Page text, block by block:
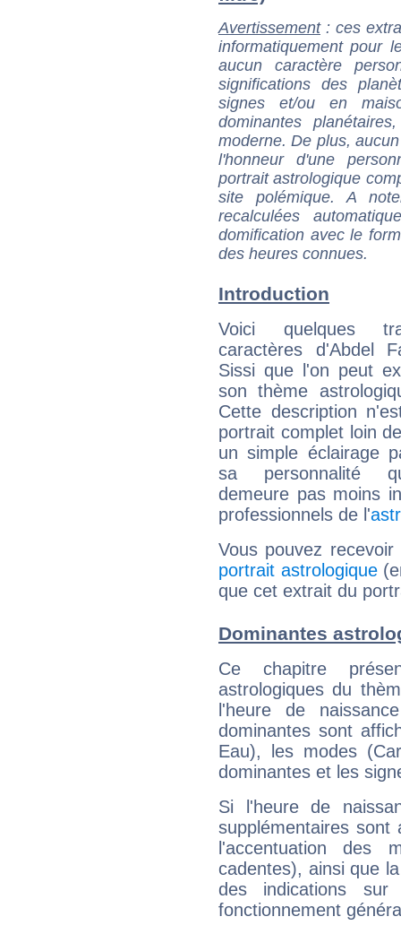
Avertissement: ces
informatiquement pour
aucun caractère
significations des
signes et/ou en
dominantes
moderne. De plus,
l'honneur d'une
portrait astrologique
site polémique. A
recalculées
domification avec le
des heures connues.
Introduction
Voici quelques
caractères d'Abdel
Sissi que l'on peut
son thème
Cette description
portrait complet loin
un simple éclairage
sa personnalité
demeure pas moins
professionnels de l'
Vous pouvez
portrait astrologique
que cet extrait du
Dominantes
Ce chapitre
astrologiques du
l'heure de
dominantes sont
Eau), les modes
dominantes et les
Si l'heure de
supplémentaires sont
l'accentuation des
cadentes), ainsi que
des indications sur
fonctionnement